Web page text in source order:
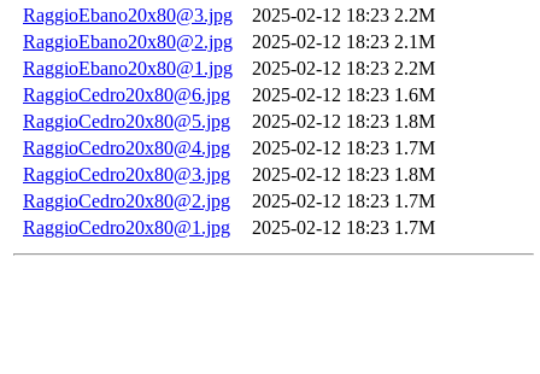
RaggioEbano20x80@3.jpg
2025-02-12 18:23 2.2M
RaggioEbano20x80@2.jpg
2025-02-12 18:23 2.1M
RaggioEbano20x80@1.jpg
2025-02-12 18:23 2.2M
RaggioCedro20x80@6.jpg
2025-02-12 18:23 1.6M
RaggioCedro20x80@5.jpg
2025-02-12 18:23 1.8M
RaggioCedro20x80@4.jpg
2025-02-12 18:23 1.7M
RaggioCedro20x80@3.jpg
2025-02-12 18:23 1.8M
RaggioCedro20x80@2.jpg
2025-02-12 18:23 1.7M
RaggioCedro20x80@1.jpg
2025-02-12 18:23 1.7M